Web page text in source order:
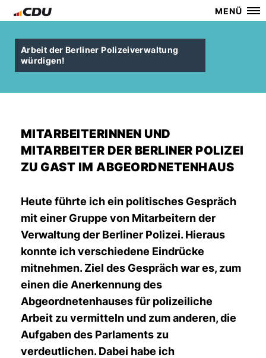
MENÜ
Arbeit der Berliner Polizeiverwaltung
würdigen!
MITARBEITERINNEN UND
MITARBEITER DER BERLINER POLIZEI
ZU GAST IM ABGEORDNETENHAUS
Heute führte ich ein politisches Gespräch
mit einer Gruppe von Mitarbeitern der
Verwaltung der Berliner Polizei. Hieraus
konnte ich verschiedene Eindrücke
mitnehmen. Ziel des Gespräch war es, zum
einen die Anerkennung des
Abgeordnetenhauses für polizeiliche
Arbeit zu vermitteln und zum anderen, die
Aufgaben des Parlaments zu
verdeutlichen. Dabei habe ich